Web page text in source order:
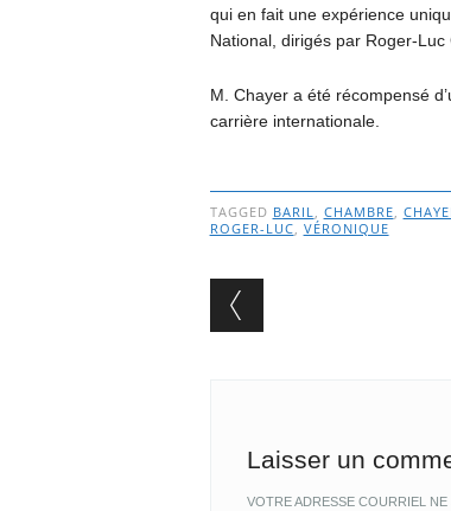
qui en fait une expérience
National, dirigés par Roger-
M. Chayer a été récompensé
carrière internationale.
TAGGED BARIL, CHAMBRE,
ROGER-LUC, VÉRONIQUE
Post
Laisser un
VOTRE ADRESSE COURRIEL NE